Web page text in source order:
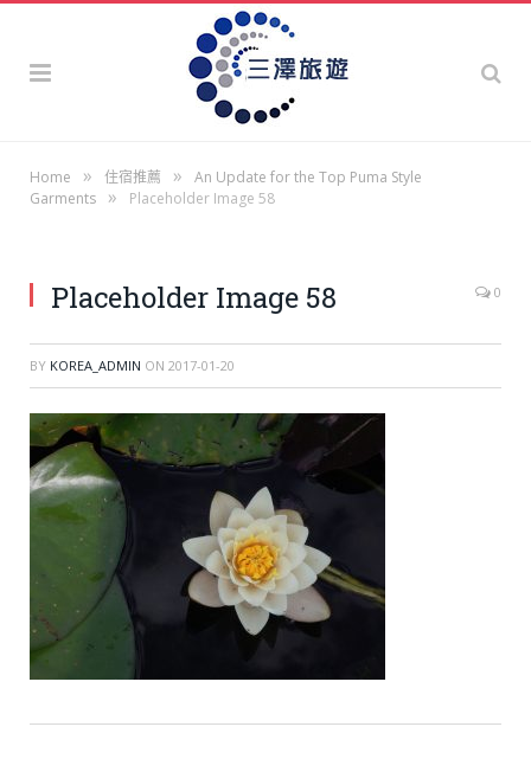
Home » 住宿推薦 »
An Update for the Top Puma Style
Garments
» Placeholder Image 58
Placeholder Image 58 0
BY KOREA_ADMIN ON 2017-01-20